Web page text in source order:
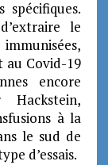
le
au Covid-19
encore
Hackstein,
à la
le sud de
d’essais.